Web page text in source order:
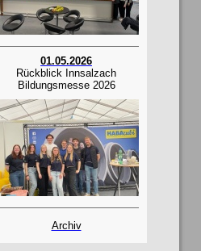
01.05.2026
Rückblick Innsalzach
Bildungsmesse 2026
Archiv